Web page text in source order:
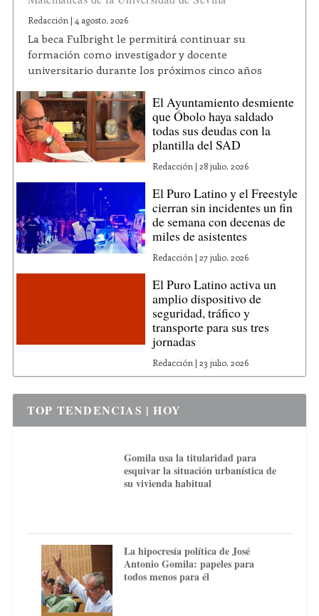
Redacción | 4 agosto, 2026
La beca Fulbright le permitirá continuar su
formación como investigador y docente
universitario durante los próximos cinco años
El Ayuntamiento desmiente
que Óbolo haya saldado
todas sus deudas con la
plantilla del SAD
Redacción | 28 julio, 2026
El Puro Latino y el Freestyle
cierran sin incidentes un fin
de semana con decenas de
miles de asistentes
Redacción | 27 julio, 2026
El Puro Latino activa un
amplio dispositivo de
seguridad, tráfico y
transporte para sus tres
jornadas
Redacción | 23 julio, 2026
TOP TENDENCIAS | HOY
Gomila usa la titularidad para
esquivar la situación urbanística de
su vivienda habitual
La hipocresía política de José
Antonio Gomila: papeles para
todos menos para él